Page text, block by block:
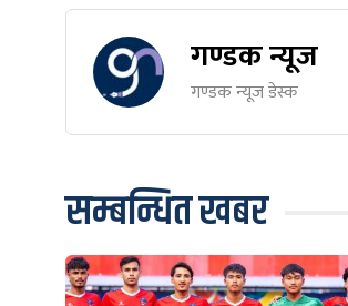
गण्डक न्यूज
गण्डक न्यूज डेस्क
सम्बन्धित खबर